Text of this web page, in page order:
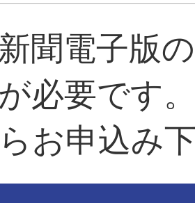
聞電子版
必要です
お申込み